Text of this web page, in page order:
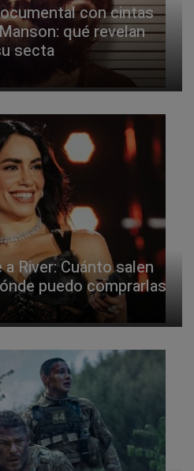
con cintas
qué revelan
secta
River: Cuánto salen
puedo comprarlas